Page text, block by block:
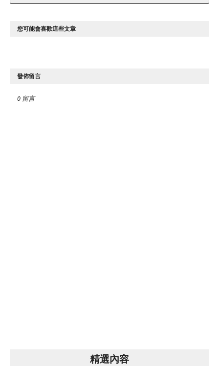
您可能會喜歡這些文章
發佈留言
0 留言
精選內容